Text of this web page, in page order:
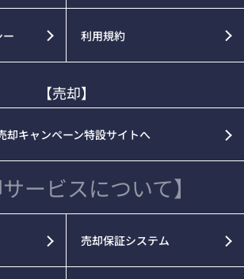
利用規約
【売却】
却キャンペーン特設サイトへ
サービスについて】
売却保証システム